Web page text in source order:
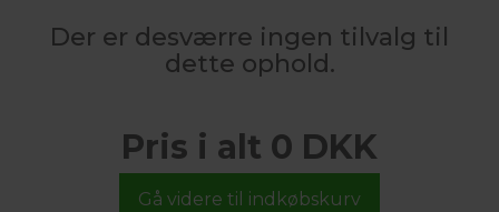
Der er desværre ingen tilvalg til
dette ophold.
Pris i alt 0 DKK